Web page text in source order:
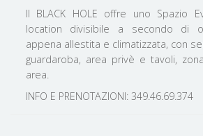
Il BLACK HOLE offre uno Spazio
location divisibile a secondo di
appena allestita e climatizzata, con
guardaroba, area privè e tavoli,
area.
INFO E PRENOTAZIONI: 349.46.69.374